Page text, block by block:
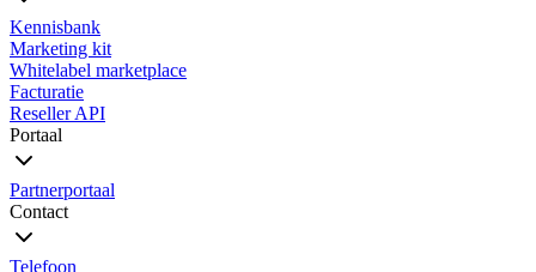
Kennisbank
Marketing kit
Whitelabel marketplace
Facturatie
Reseller API
Portaal
Partnerportaal
Contact
Telefoon